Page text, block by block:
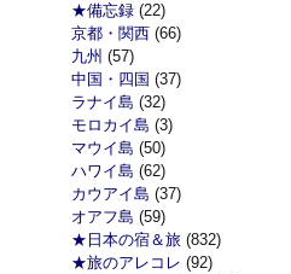
★備忘録 (22)
京都・関西 (66)
九州 (57)
中国・四国 (37)
ラナイ島 (32)
モロカイ島 (3)
マウイ島 (50)
ハワイ島 (62)
カウアイ島 (37)
オアフ島 (59)
★日本の宿＆旅 (832)
★旅のアレコレ (92)